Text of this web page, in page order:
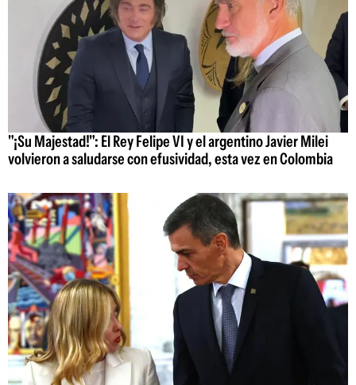
"¡Su Majestad!": El Rey Felipe VI y el argentino Javier Milei
volvieron a saludarse con efusividad, esta vez en Colombia